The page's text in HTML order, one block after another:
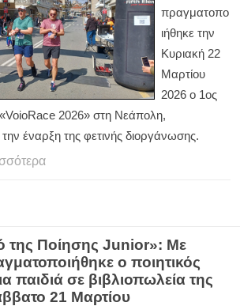
πραγματοπο
ιήθηκε την
Κυριακή 22
Μαρτίου
2026 ο 1ος
2026» στη Νεάπολη,
έναρξη της φετινής διοργάνωσης.
της Ποίησης Junior»: Με
ο ποιητικός
παιδιά σε βιβλιοπωλεία της
21 Μαρτίου